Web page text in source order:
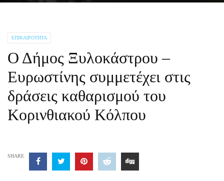
ΕΠΙΚΑΙΡΌΤΗΤΑ
Ο Δήμος Ξυλοκάστρου –
Ευρωστίνης συμμετέχει στις
δράσεις καθαρισμού του
Κορινθιακού Κόλπου
SHARE